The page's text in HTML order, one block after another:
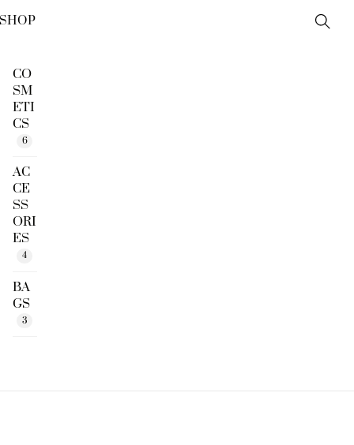
SHOP
CO
SM
ETI
CS
6
AC
CE
SS
ORI
ES
4
BA
GS
3